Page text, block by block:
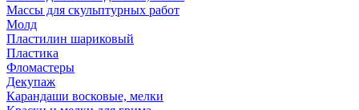
Массы для скульптурных работ
Молд
Пластилин шариковый
Пластика
Фломастеры
Декупаж
Карандаши восковые, мелки